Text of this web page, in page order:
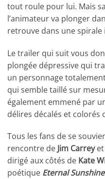
tout roule pour lui. Mais
l’animateur va plonger
retrouve dans une
Le trailer qui suit vous
plongée dépressive qui
un personnage
qui semble taillé sur
également emmené par
délires décalés et colorés
Tous les fans de se
rencontre de Jim Carreyet
dirigé aux côtés de Kate
poétique Eternal